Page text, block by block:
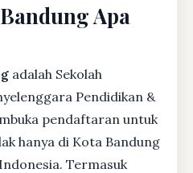
Apa
adalah Sekolah
Pendidikan &
pendaftaran untuk
hanya di Kota Bandung
Termasuk